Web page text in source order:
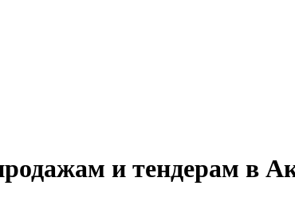
и тендерам в